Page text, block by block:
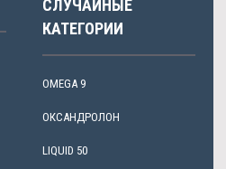
СЛУЧАЙНЫЕ
КАТЕГОРИИ
OMEGA 9
ОКСАНДРОЛОН
LIQUID 50